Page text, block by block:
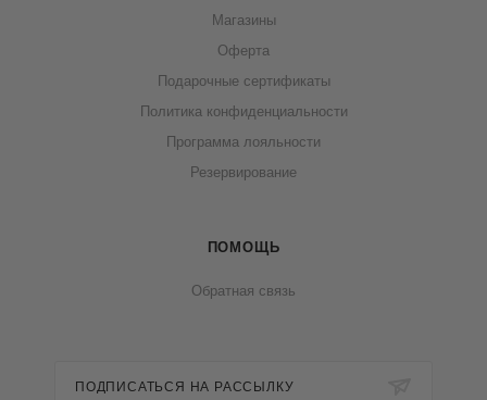
Магазины
Оферта
Подарочные сертификаты
Политика конфиденциальности
Программа лояльности
Резервирование
ПОМОЩЬ
Обратная связь
ПОДПИСАТЬСЯ НА РАССЫЛКУ